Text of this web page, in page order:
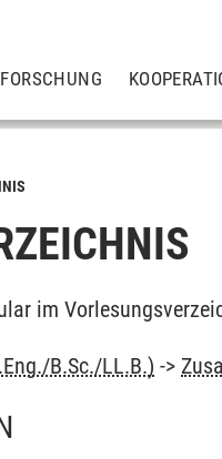
FORSCHUNG
im
B.Sc./LL.B.) ->